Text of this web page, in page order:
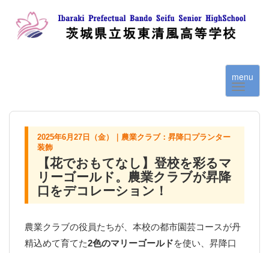
menu
2025年6月27日（金）｜農業クラブ：昇降口プランター
装飾
【花でおもてなし】登校を彩るマ
リーゴールド。農業クラブが昇降
口をデコレーション！
農業クラブの役員たちが、本校の都市園芸コースが丹
精込めて育てた2色のマリーゴールドを使い、昇降口